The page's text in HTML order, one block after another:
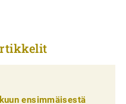
ensimmäisestä